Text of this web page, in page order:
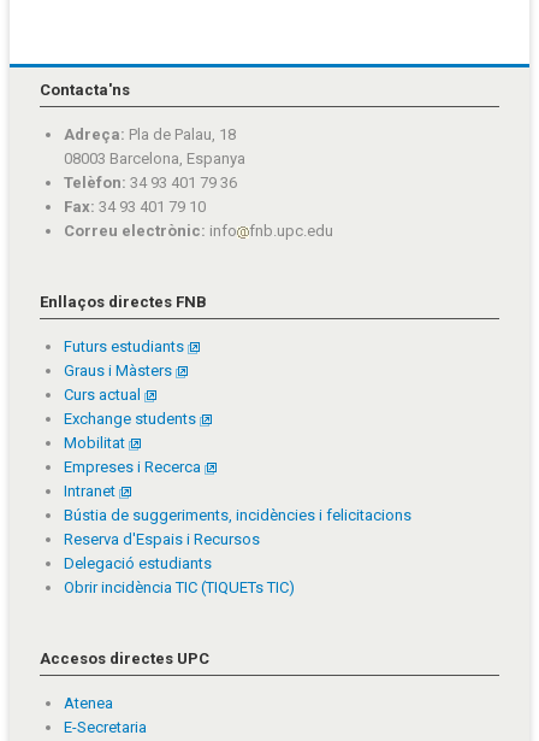
Contacta'ns
Adreça: Pla de Palau, 18
08003 Barcelona, Espanya
Telèfon: 34 93 401 79 36
Fax: 34 93 401 79 10
Correu electrònic: info fnb.upc.edu
Enllaços directes FNB
Futurs estudiants
Graus i Màsters
Curs actual
Exchange students
Mobilitat
Empreses i Recerca
Intranet
Bústia de suggeriments, incidències i felicitacions
Reserva d'Espais i Recursos
Delegació estudiants
Obrir incidència TIC (TIQUETs TIC)
Accesos directes UPC
Atenea
E-Secretaria